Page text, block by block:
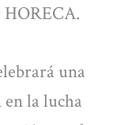
HORECA.
una
la lucha